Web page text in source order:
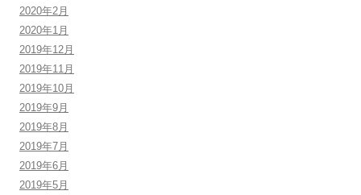
2020年2月
2020年1月
2019年12月
2019年11月
2019年10月
2019年9月
2019年8月
2019年7月
2019年6月
2019年5月